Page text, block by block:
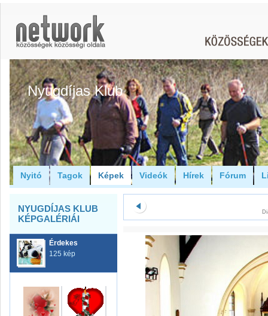
Nyugdíjas Klub
Nyitó Tagok Képek Videók Hírek Fórum
NYUGDÍJAS KLUB
KÉPGALÉRIÁI
Érdekes
125 kép